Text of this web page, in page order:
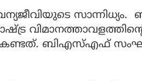
വിമാനത്താവളത്തിൻ്റെ
കണ്ടത്. ബിഎസ്എഫ്